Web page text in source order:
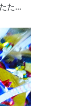
た...